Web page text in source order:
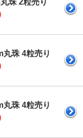
珠 2粒売り
丸珠 4粒売り
丸珠 4粒売り